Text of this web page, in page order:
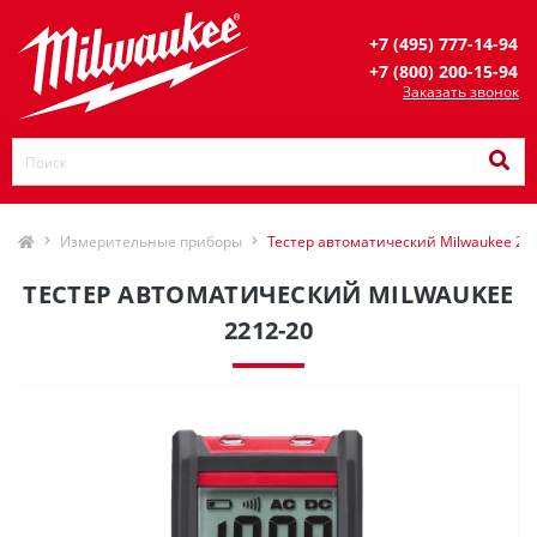
+7 (495) 777-14-94
+7 (800) 200-15-94
Заказать звонок
Измерительные приборы Тестер автоматический Milwaukee
ТЕСТЕР АВТОМАТИЧЕСКИЙ MILWAUKEE
2212-20